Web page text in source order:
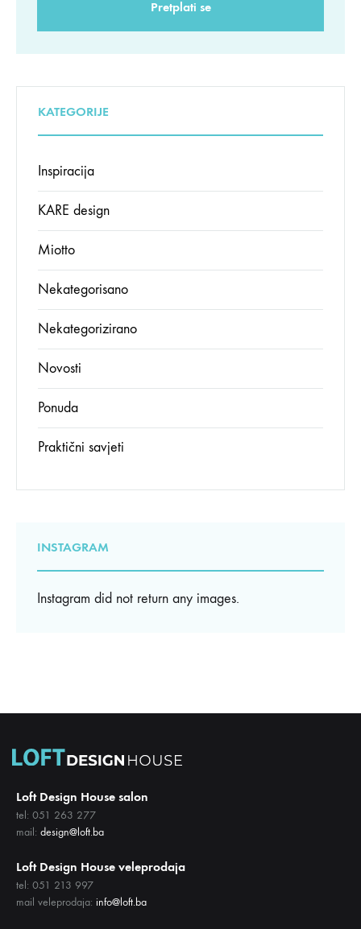
KATEGORIJE
Inspiracija
KARE design
Miotto
Nekategorisano
Nekategorizirano
Novosti
Ponuda
Praktični savjeti
INSTAGRAM
Instagram did not return any images.
Loft Design House salon
tel: 051 263 277
mail: design@loft.ba
Loft Design House veleprodaja
tel: 051 213 997
mail veleprodaja: info@loft.ba